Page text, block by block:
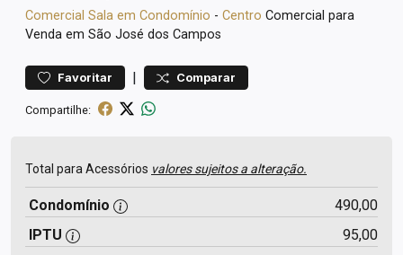
Comercial Sala em Condomínio - Centro Comercial para
Venda em São José dos Campos
Favoritar | Comparar
Compartilhe:
Total para Acessórios valores sujeitos a alteração.
Condomínio
490,00
IPTU
95,00